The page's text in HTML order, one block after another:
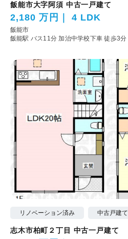
飯能市大字阿須 中古一戸建て
2,180 万円 4 LDK
飯能市
飯能駅 バス11分 加治中学校下車 徒歩3分
リノベーション済み 中古戸建て
志木市柏町２丁目 中古一戸建て